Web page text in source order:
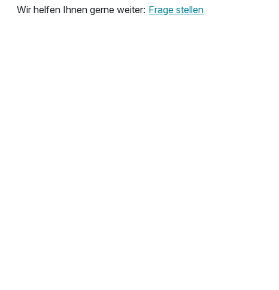
Wir helfen Ihnen gerne weiter: Frage stellen